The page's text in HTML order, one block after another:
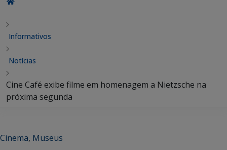
Informativos
Notícias
Cine Café exibe filme em homenagem a Nietzsche na
próxima segunda
Cinema, Museus